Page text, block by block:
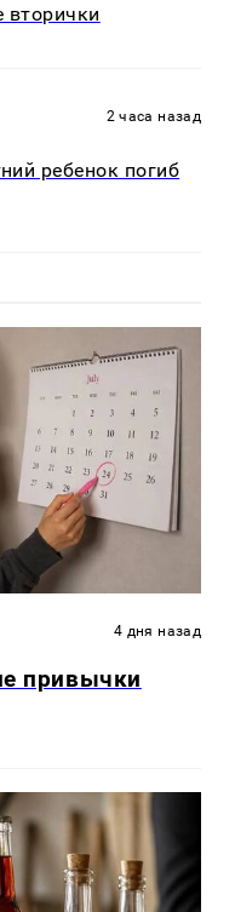
вторички
2 часа назад
ребенок погиб
4 дня назад
привычки